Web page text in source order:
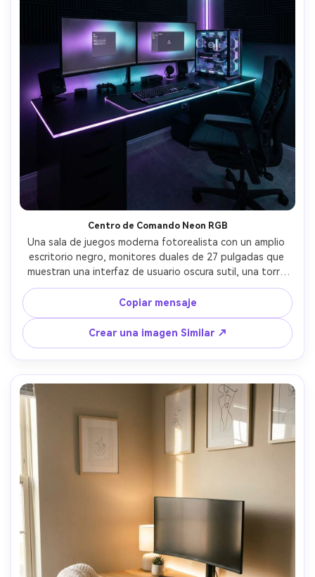
Centro de Comando Neon RGB
Una sala de juegos moderna fotorealista con un amplio
escritorio negro, monitores duales de 27 pulgadas que
muestran una interfaz de usuario oscura sutil, una torre
de PC RGB con un lado de vidrio, tiras LED RGB que
delinean el escritorio y el techo, paneles de espuma
acústica en una cuadrícula limpia, paredes de carbón
mate, brillo ambiental morado y cian suave, perfección
gestionada por cable, tomada en Sony A7IV, lente de 24
mm, f/2.8, interior gran angular nítido, contraste
cinematográfico, texturas ultra detalladas, reflejos
realistas, fotografía de interiores de estudio de alta
gama-AR 4:5
Copiar mensaje
Crear una imagen Similar ↗